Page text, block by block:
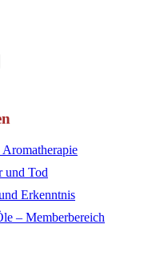
und Tod
Erkenntnis
– Memberbereich